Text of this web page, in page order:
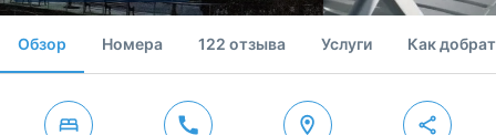
Обзор Номера 122 отзыва Услуги Как